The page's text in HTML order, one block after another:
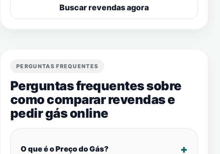
Buscar revendas agora
PERGUNTAS FREQUENTES
Perguntas frequentes sobre
como comparar revendas e
pedir gás online
O que é o Preço do Gás?